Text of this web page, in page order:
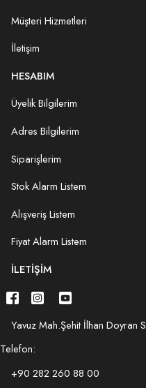
Müşteri Hizmetleri
İletişim
HESABIM
Üyelik Bilgilerim
Adres Bilgilerim
Siparişlerim
Stok Alarm Listem
Alışveriş Listem
Fiyat Alarm Listem
İLETIŞIM
Yavuz Mah.Şehit İlhan
Telefon:
+90 282 260 88 00